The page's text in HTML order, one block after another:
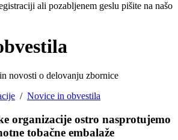
ali pozabljenem geslu pišite na našo
novosti o delovanju zbornice
/ Novice in obvestila
organizacije ostro nasprotujemo
tobačne embalaže